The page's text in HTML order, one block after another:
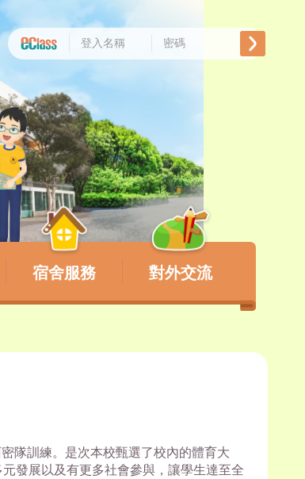
宿舍服務 對外交流
隊訓練。是次本校甄選了校內的體育大
發展以及有更多社會參與，讓學生達至全